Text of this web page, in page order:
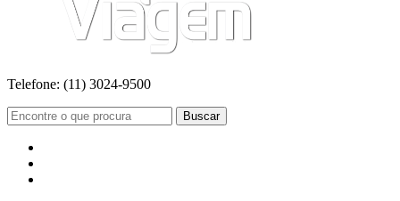
Telefone: (11) 3024-9500
Buscar